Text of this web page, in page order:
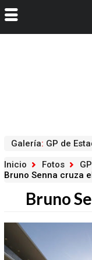
Galería: GP de
Inicio
Fotos
Bruno Senna cruza
Bruno